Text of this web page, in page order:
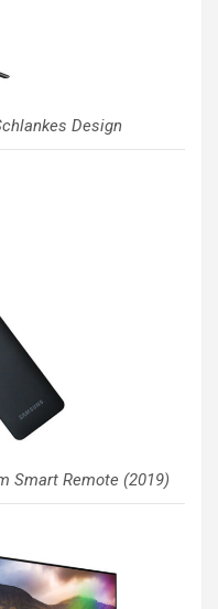
Design
Smart Remote (2019)